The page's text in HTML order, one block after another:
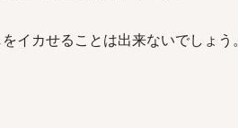
イカせることは出来ないでしょう。